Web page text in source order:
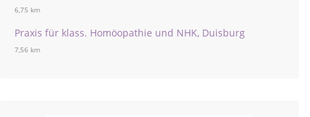
6,75 km
Praxis für klass. Homöopathie und NHK, Duisburg
7,56 km